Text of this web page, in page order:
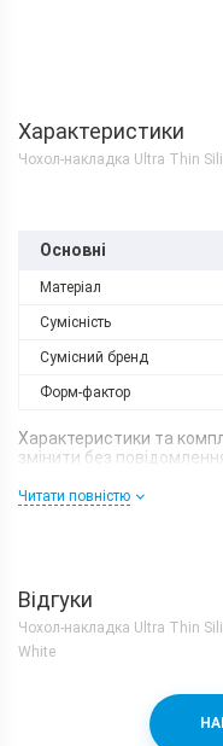
Характеристики
Чохол-накладка Ultra Thin
Основні
Матеріал
Сумісність
Сумісний бренд
Форм-фактор
Характеристики та
змінити без
Читати повністю
Відгуки
Чохол-накладка Ultra Thin
White